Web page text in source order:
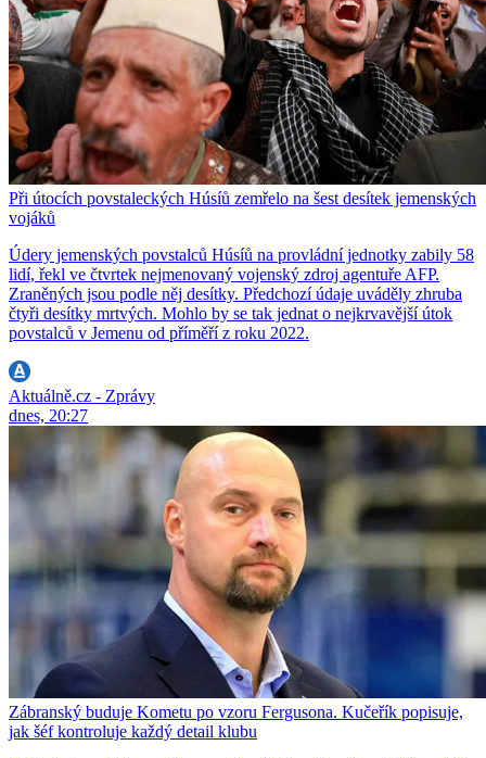
Při útocích povstaleckých Húsíů zemřelo na šest desítek jemenských
vojáků
Údery jemenských povstalců Húsíů na provládní jednotky zabily 58
lidí, řekl ve čtvrtek nejmenovaný vojenský zdroj agentuře AFP.
Zraněných jsou podle něj desítky. Předchozí údaje uváděly zhruba
čtyři desítky mrtvých. Mohlo by se tak jednat o nejkrvavější útok
povstalců v Jemenu od příměří z roku 2022.
Aktuálně.cz - Zprávy
dnes, 20:27
Zábranský buduje Kometu po vzoru Fergusona. Kučeřík popisuje,
jak šéf kontroluje každý detail klubu